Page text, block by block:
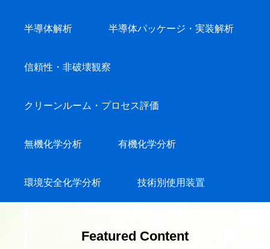
半導体解析 半導体パッケージ・実装解析
信頼性・非破壊観察
クリーンルーム・プロセス評価
無機化学分析 有機化学分析
環境安全化学分析 技術別使用装置
Featured Content